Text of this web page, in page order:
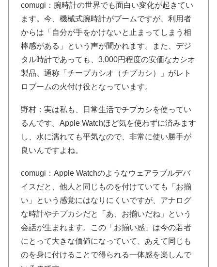
comugi：腕時計の世界でも面白い変化が起きてい
ます。今、機械式腕時計がブームですが、利用者
からは「自分が手をかけないと止まってしまう相
棒感がある」という声が聞かれます。また、デジ
タル時計であっても、3,000円程度の安価なカシオ
製品、通称「チープカシオ（チプカシ）」がレト
ロブームの火付け役となっています。
野村：実は私も、日常生活でチプカシを使ってい
るんです。Apple Watchほど気を使わずに済みます
し、水に濡れても平気なので、非常に使い勝手が
良いんですよね。
comugi：Apple Watchのようなウェアラブルデバ
イスだと、他人と同じものを付けていても「お揃
い」という感覚にはなりにくいですが、アナログ
な時計やチプカシだと「あ、お揃いだね」という
会話が生まれます。この「お揃い感」は今の若者
にとって大きな価値になっていて、あえて同じも
のを身に付けることで得られる一体感を楽しんで